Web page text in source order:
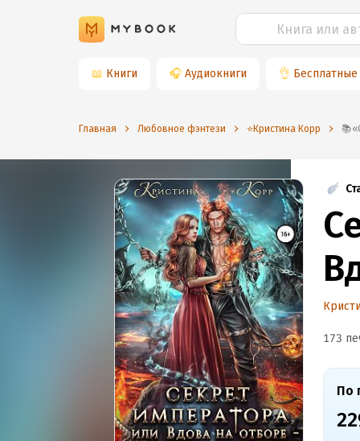
📖 Книги 🎧 Аудиокниги 👌 Бесплатные
Главная Любовное фэнтези ⭐️Кристина Корр
173
По